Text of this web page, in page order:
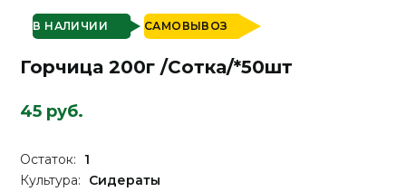
В НАЛИЧИИ САМОВЫВОЗ
Горчица 200г /Сотка/*50шт
45 руб.
Остаток:
1
Культура:
Сидераты